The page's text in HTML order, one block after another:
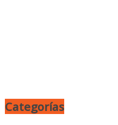
Categorías